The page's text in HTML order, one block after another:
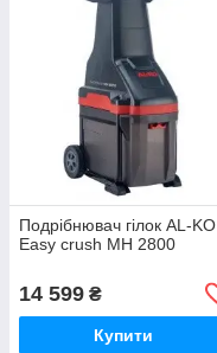
Подрібнювач гілок AL-KO
Easy crush MH 2800
14 599 ₴
Купити